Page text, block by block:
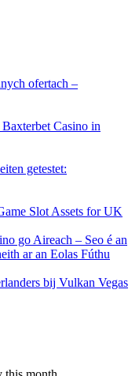
ofertach –
Casino in
getestet:
Slot Assets for UK
go Aireach – Seo é an
ar an Eolas Fúthu
bij Vulkan Vegas